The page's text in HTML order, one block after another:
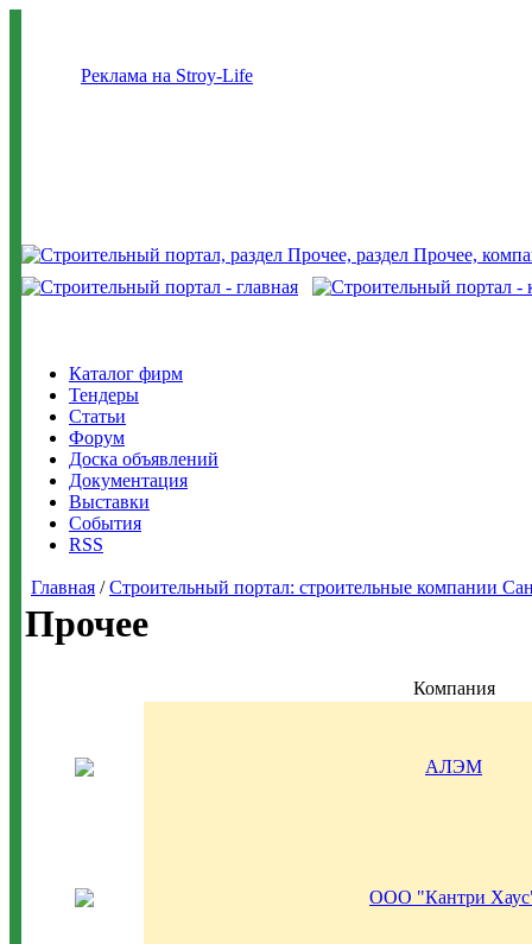
Реклама на Stroy-Life
Каталог фирм
Тендеры
Статьи
Форум
Доска объявлений
Документация
Выставки
События
RSS
Главная /Строительный портал: строительные компании
Прочее
Компания
АЛЭМ
ООО "Кантри